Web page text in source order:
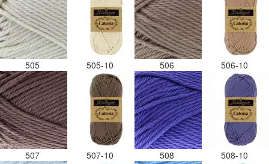
505 505-10 506 506-10
507 507-10 508 508-10